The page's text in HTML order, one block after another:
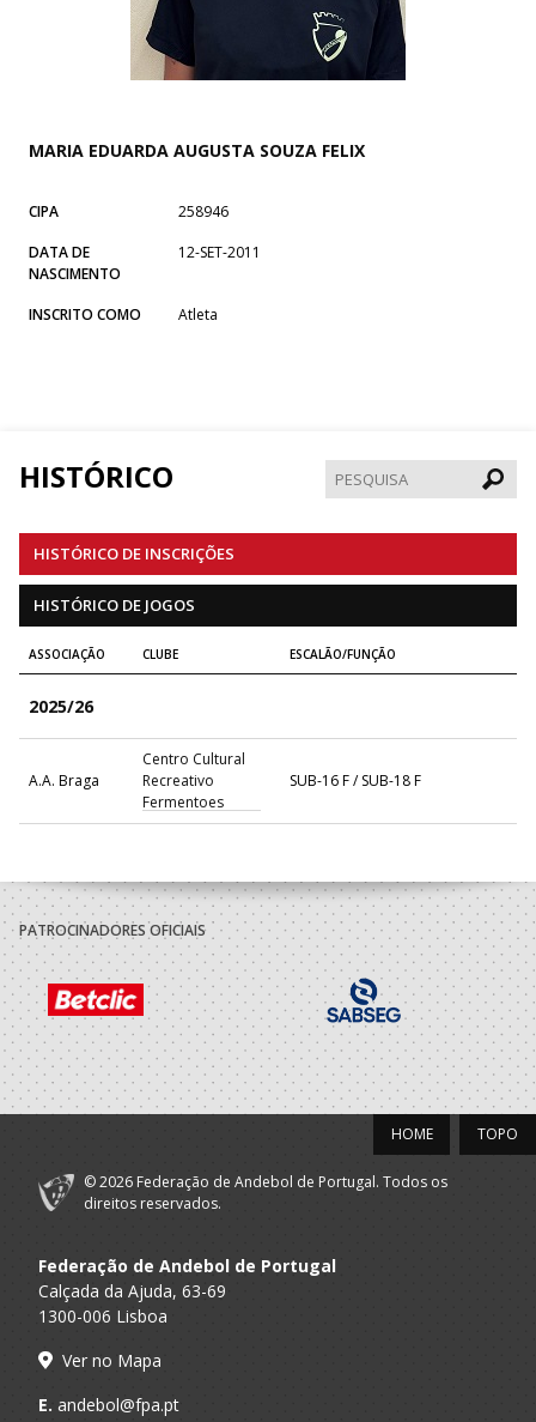
MARIA EDUARDA AUGUSTA SOUZA FELIX
CIPA
258946
DATA DE
NASCIMENTO
12-SET-2011
INSCRITO COMO Atleta
HISTÓRICO
HISTÓRICO DE INSCRIÇÕES
HISTÓRICO DE JOGOS
ASSOCIAÇÃO CLUBE ESCALÃO/FUNÇÃO
2025/26
A.A. Braga
Centro Cultural
Recreativo
Fermentoes
SUB-16 F / SUB-18 F
PATROCINADORES OFICIAIS
TOPO
HOME
© 2026 Federação de Andebol de Portugal. Todos os
direitos reservados.
Federação de Andebol de Portugal
Calçada da Ajuda, 63-69
1300-006 Lisboa
Ver no Mapa
E. andebol@fpa.pt